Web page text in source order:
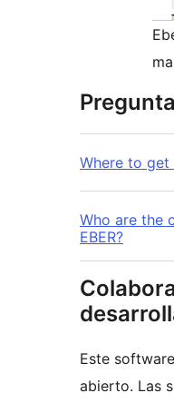
Where to get
Who are the
EBER?
Este
abierto. Las